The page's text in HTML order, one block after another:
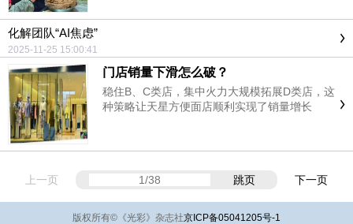
化解团队“AI焦虑”
2025-11-25 15:00:41
门店销量下滑怎么破？
稳住B、C类店，集中火力大规模拓展D类店，这
种策略让天星方便面店顺利实现了销量增长
上一页 跳页 下一页
版权所有© 《光彩》杂志社京ICP备05041205号-1